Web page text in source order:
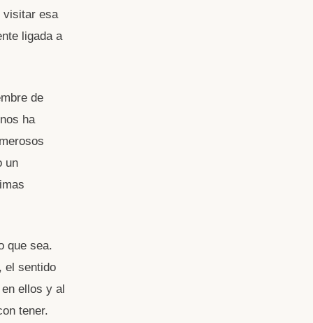
visitar esa
ligada a
de
nos ha
un
que sea.
el sentido
ellos y al
tener.